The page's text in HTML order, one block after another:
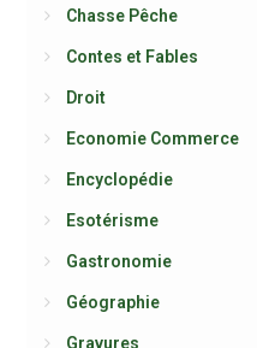
Chasse Pêche
Contes et Fables
Droit
Economie Commerce
Encyclopédie
Esotérisme
Gastronomie
Géographie
Gravures